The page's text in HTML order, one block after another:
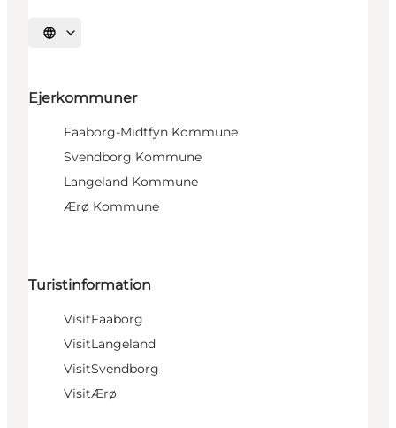
Vælg sprog
Ejerkommuner
Faaborg-Midtfyn Kommune
Svendborg Kommune
Langeland Kommune
Ærø Kommune
Turistinformation
VisitFaaborg
VisitLangeland
VisitSvendborg
VisitÆrø